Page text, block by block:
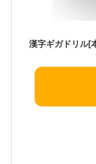
漢字ギガドリル[